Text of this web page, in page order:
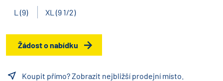
L (9) XL (9 1/2)
Žádost o nabídku
Koupit přímo? Zobrazit nejbližší prodejní místo.